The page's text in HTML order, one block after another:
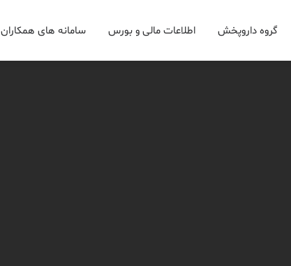
گروه داروپخش اطلاعات مالی و بورس سامانه های همکاران